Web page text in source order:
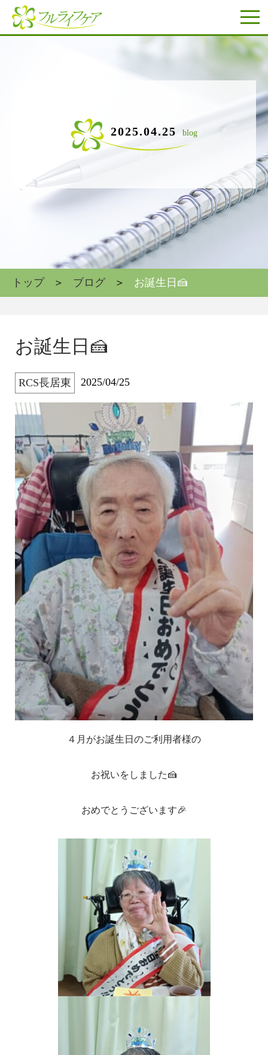
2025.04.25 blog
トップ ブログ お誕生日🍰
お誕生日🍰
RCS長居東 2025/04/25
４月がお誕生日のご利用者様の
お祝いをしました🍰
おめでとうございます🎉